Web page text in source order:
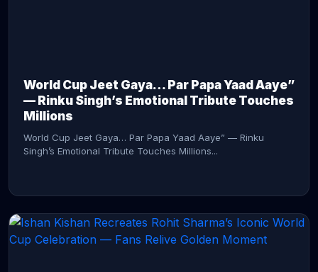
World Cup Jeet Gaya… Par Papa Yaad Aaye”
— Rinku Singh’s Emotional Tribute Touches
Millions
World Cup Jeet Gaya… Par Papa Yaad Aaye” — Rinku
Singh’s Emotional Tribute Touches Millions...